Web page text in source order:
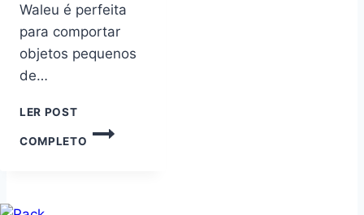
BRANCO
–
CÓD.101
Waleu é perfeita
para comportar
objetos pequenos
de…
LER POST
COMPLETO
CAIXA